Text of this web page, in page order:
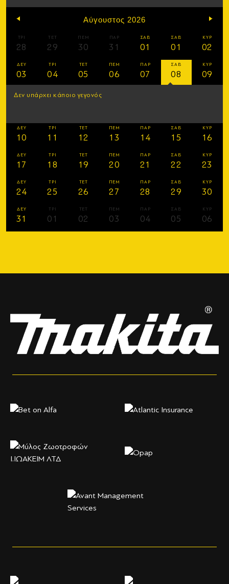
Αύγουστος 2026
ΤΡΙ
28
ΤΕΤ
29
ΠΕΜ
30
ΠΑΡ
31
ΣΑΒ
01
ΣΑΒ
01
ΚΥΡ
02
ΔΕΥ
03
ΤΡΙ
04
ΤΕΤ
05
ΠΕΜ
06
ΠΑΡ
07
ΣΑΒ
08
ΚΥΡ
09
Δεν υπάρχει κάποιο γεγονός
ΔΕΥ
10
ΤΡΙ
11
ΤΕΤ
12
ΠΕΜ
13
ΠΑΡ
14
ΣΑΒ
15
ΚΥΡ
16
ΔΕΥ
17
ΤΡΙ
18
ΤΕΤ
19
ΠΕΜ
20
ΠΑΡ
21
ΣΑΒ
22
ΚΥΡ
23
ΔΕΥ
24
ΤΡΙ
25
ΤΕΤ
26
ΠΕΜ
27
ΠΑΡ
28
ΣΑΒ
29
ΚΥΡ
30
ΔΕΥ
31
ΤΡΙ
01
ΤΕΤ
02
ΠΕΜ
03
ΠΑΡ
04
ΣΑΒ
05
ΚΥΡ
06